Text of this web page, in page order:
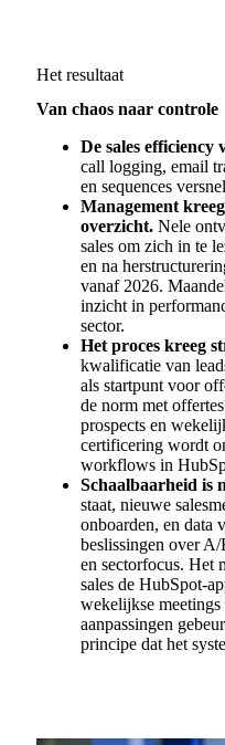
Het resultaat
Van chaos naar controle
De sales efficiency
call logging, email
en sequences
Management
overzicht. Nele
sales om zich in te
en na
vanaf 2026.
inzicht in
sector.
Het proces kreeg
kwalificatie van
als startpunt voor
de norm met
prospects en
certificering wordt
workflows in
Schaalbaarheid is
staat, nieuwe
onboarden, en data
beslissingen over
en sectorfocus. Het
sales de HubSpot-
wekelijkse
aanpassingen
principe dat het